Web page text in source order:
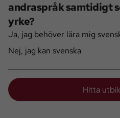
andraspråk samtidigt
yrke?
Ja, jag behöver lära mig
Nej, jag kan svenska
Hitta